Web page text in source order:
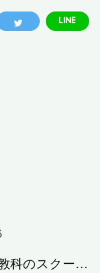
科のスクー…